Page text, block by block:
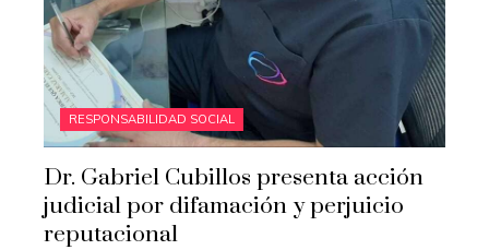
RESPONSABILIDAD SOCIAL
Dr. Gabriel Cubillos presenta acción
judicial por difamación y perjuicio
reputacional